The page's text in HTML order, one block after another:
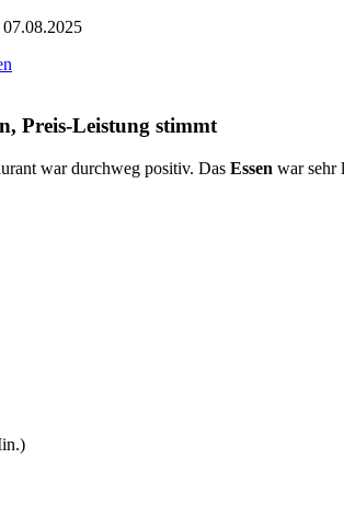
07.08.2025
Preis-Leistung stimmt
war durchweg positiv. Das Essen war sehr